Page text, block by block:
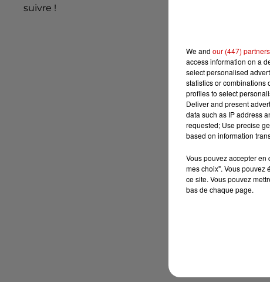
suivre !
We and our (447) partners
access information on a
select personalised
statistics or combinations
profiles to select
Deliver and present
data such as IP address
requested; Use precise
based on information
Vous pouvez accepter en
mes choix". Vous pouvez
ce site. Vous pouvez
bas de chaque page.